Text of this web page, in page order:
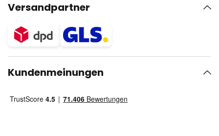
Versandpartner
Kundenmeinungen